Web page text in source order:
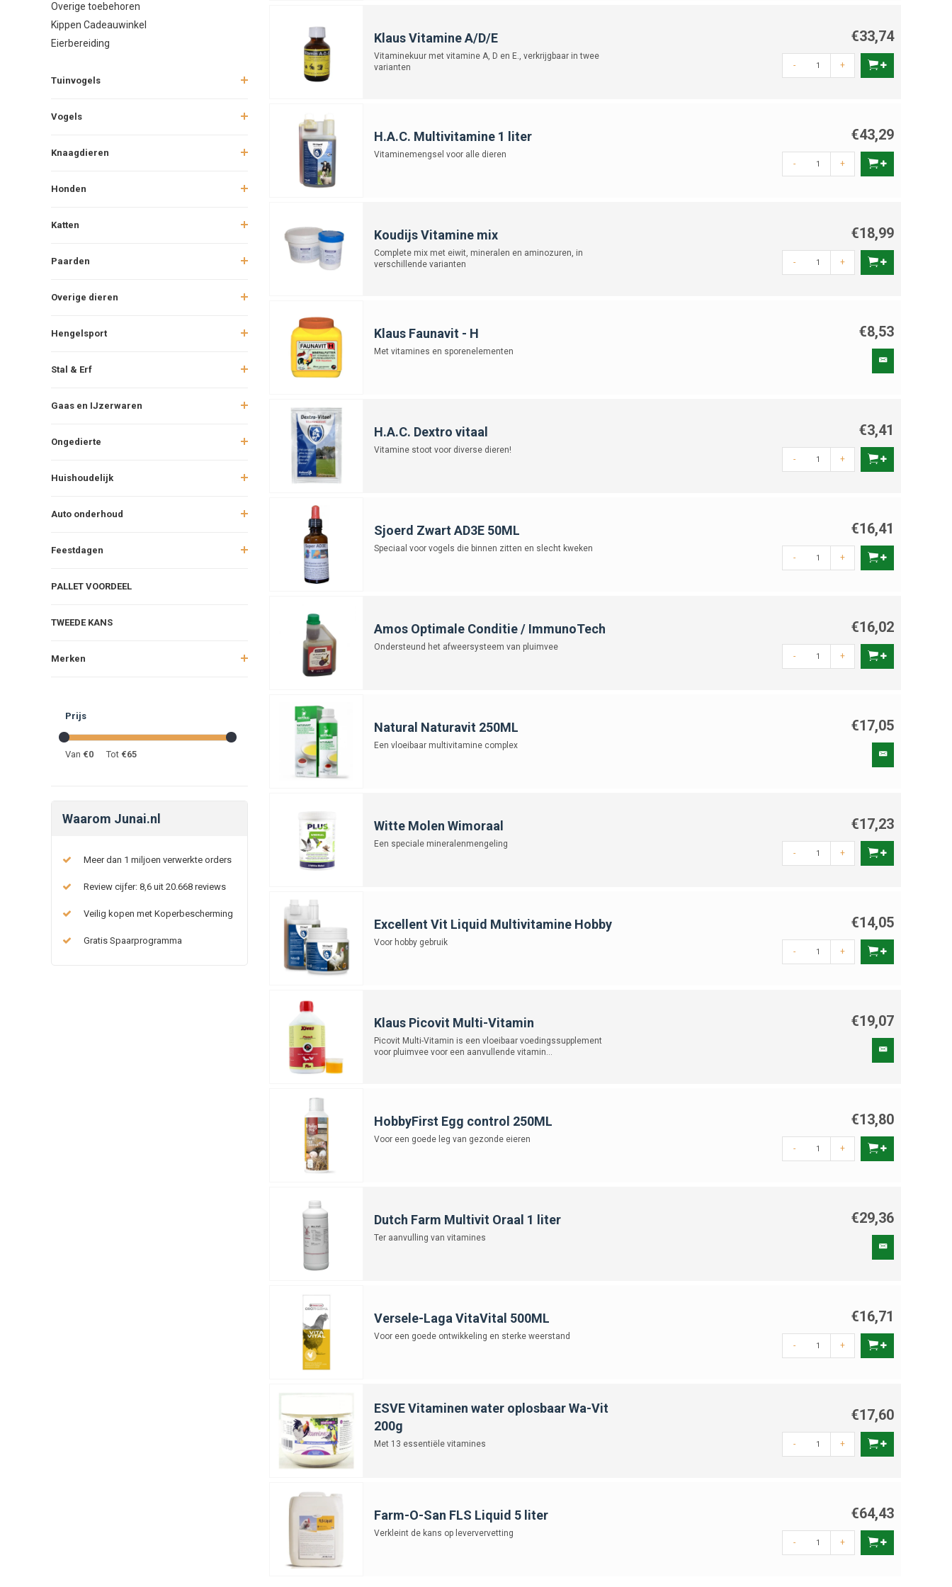
Overige toebehoren
Kippen Cadeauwinkel
Eierbereiding
Tuinvogels
Vogels
Knaagdieren
Honden
Katten
Paarden
Overige dieren
Hengelsport
Stal & Erf
Gaas en IJzerwaren
Ongedierte
Huishoudelijk
Auto onderhoud
Feestdagen
PALLET VOORDEEL
TWEEDE KANS
Merken
Prijs
Van €0 Tot €65
Waarom Junai.nl
Meer dan 1 miljoen verwerkte orders
Review cijfer: 8,6 uit 20.668 reviews
Veilig kopen met Koperbescherming
Gratis Spaarprogramma
Klaus Vitamine A/D/E
Vitaminekuur met vitamine A, D en E., verkrijgbaar in twee
varianten
€33,74
- +
H.A.C. Multivitamine 1 liter
Vitaminemengsel voor alle dieren
€43,29
- +
Koudijs Vitamine mix
Complete mix met eiwit, mineralen en aminozuren, in
verschillende varianten
€18,99
- +
Klaus Faunavit - H
Met vitamines en sporenelementen
€8,53
H.A.C. Dextro vitaal
Vitamine stoot voor diverse dieren!
€3,41
- +
Sjoerd Zwart AD3E 50ML
Speciaal voor vogels die binnen zitten en slecht kweken
€16,41
- +
Amos Optimale Conditie / ImmunoTech
Ondersteund het afweersysteem van pluimvee
€16,02
- +
Natural Naturavit 250ML
Een vloeibaar multivitamine complex
€17,05
Witte Molen Wimoraal
Een speciale mineralenmengeling
€17,23
- +
Excellent Vit Liquid Multivitamine Hobby
Voor hobby gebruik
€14,05
- +
Klaus Picovit Multi-Vitamin
Picovit Multi-Vitamin is een vloeibaar voedingssupplement
voor pluimvee voor een aanvullende vitamin...
€19,07
HobbyFirst Egg control 250ML
Voor een goede leg van gezonde eieren
€13,80
- +
Dutch Farm Multivit Oraal 1 liter
Ter aanvulling van vitamines
€29,36
Versele-Laga VitaVital 500ML
Voor een goede ontwikkeling en sterke weerstand
€16,71
- +
ESVE Vitaminen water oplosbaar Wa-Vit
200g
Met 13 essentiële vitamines
€17,60
- +
Farm-O-San FLS Liquid 5 liter
Verkleint de kans op leververvetting
€64,43
- +